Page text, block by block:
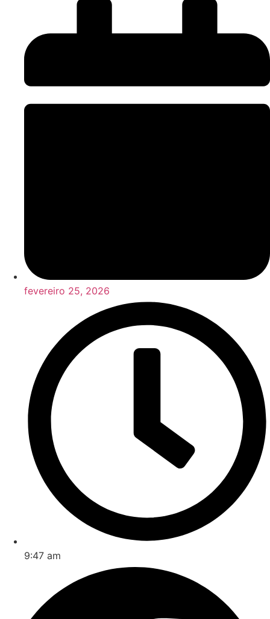
fevereiro 25, 2026
9:47 am